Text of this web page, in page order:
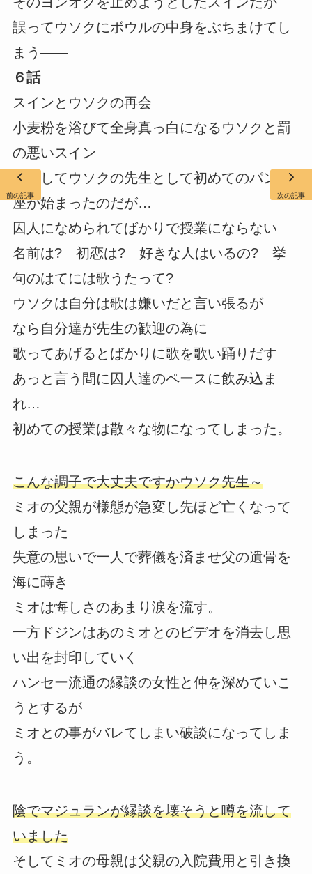
誤ってウソクにボウルの中身をぶちまけてし
まう――
６話
スインとウソクの再会
小麦粉を浴びて全身真っ白になるウソクと罰
の悪いスイン
こうしてウソクの先生として初めてのパン講
座が始まったのだが…
囚人になめられてばかりで授業にならない
名前は? 初恋は? 好きな人はいるの? 挙
句のはてには歌うたって?
ウソクは自分は歌は嫌いだと言い張るが
なら自分達が先生の歓迎の為に
歌ってあげるとばかりに歌を歌い踊りだす
あっと言う間に囚人達のペースに飲み込ま
れ…
初めての授業は散々な物になってしまった。
こんな調子で大丈夫ですかウソク先生～
ミオの父親が様態が急変し先ほど亡くなって
しまった
失意の思いで一人で葬儀を済ませ父の遺骨を
海に蒔き
ミオは悔しさのあまり涙を流す。
一方ドジンはあのミオとのビデオを消去し思
い出を封印していく
ハンセー流通の縁談の女性と仲を深めていこ
うとするが
ミオとの事がバレてしまい破談になってしま
う。
陰でマジュランが縁談を壊そうと噂を流して
いました
そしてミオの母親は父親の入院費用と引き換
前の記事 次の記事